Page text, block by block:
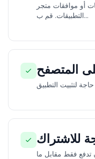
أو موافقات متجر
التطبيقات. قم ب...
المتصفح
حاجة لتثبيت التطبيق
للاشتراك
تدفع فقط مقابل ما